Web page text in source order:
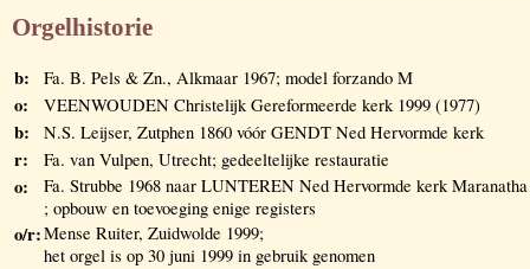
Orgelhistorie
b: Fa. B. Pels & Zn., Alkmaar 1967; model forzando M
o: VEENWOUDEN Christelijk Gereformeerde kerk 1999 (1977)
b: N.S. Leijser, Zutphen 1860 vóór GENDT Ned Hervormde kerk
r: Fa. van Vulpen, Utrecht; gedeeltelijke restauratie
o:
Fa. Strubbe 1968 naar LUNTEREN Ned Hervormde kerk Maranatha
; opbouw en toevoeging enige registers
o/r:Mense Ruiter, Zuidwolde 1999;
het orgel is op 30 juni 1999 in gebruik genomen